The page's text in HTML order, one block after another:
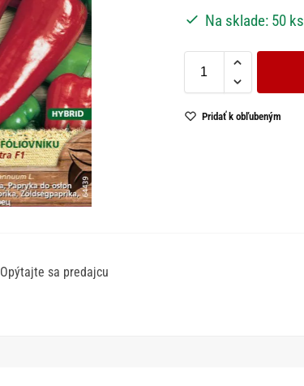
Na sklade: 50 ks
Pridať k obľubeným
Opýtajte sa predajcu